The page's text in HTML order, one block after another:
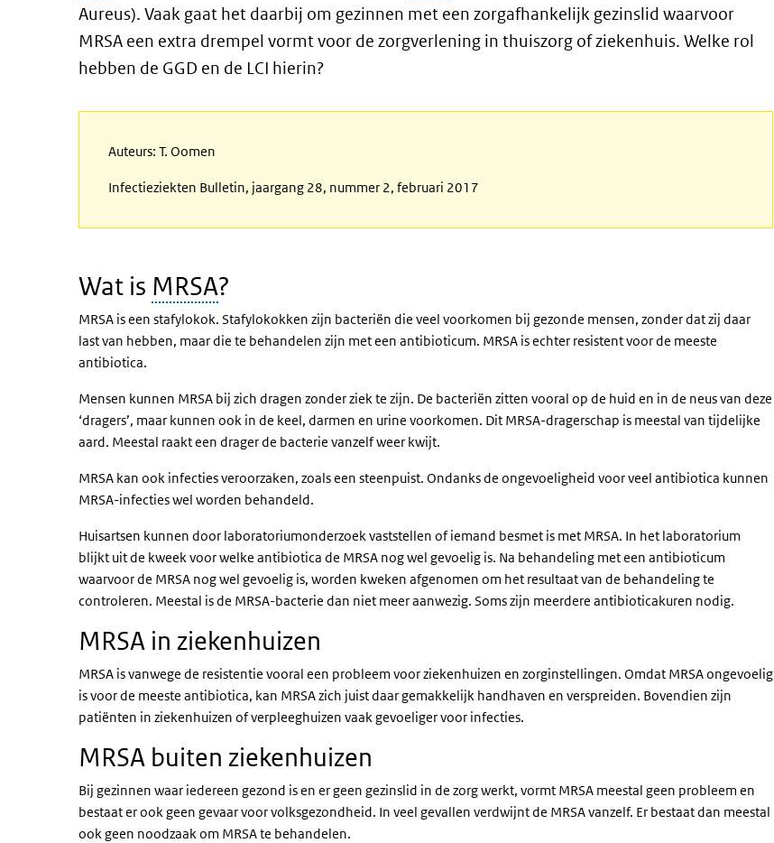
Aureus). Vaak gaat het daarbij om gezinnen met een zorgafhankelijk gezinslid waarvoor
MRSA een extra drempel vormt voor de zorgverlening in thuiszorg of ziekenhuis. Welke rol
hebben de GGD en de LCI hierin?
Auteurs: T. Oomen
Infectieziekten Bulletin, jaargang 28, nummer 2, februari 2017
Wat is MRSA?
MRSA is een stafylokok. Stafylokokken zijn bacteriën die veel voorkomen bij gezonde mensen, zonder dat zij daar
last van hebben, maar die te behandelen zijn met een antibioticum. MRSA is echter resistent voor de meeste
antibiotica.
Mensen kunnen MRSA bij zich dragen zonder ziek te zijn. De bacteriën zitten vooral op de huid en in de neus van deze
‘dragers’, maar kunnen ook in de keel, darmen en urine voorkomen. Dit MRSA-dragerschap is meestal van tijdelijke
aard. Meestal raakt een drager de bacterie vanzelf weer kwijt.
MRSA kan ook infecties veroorzaken, zoals een steenpuist. Ondanks de ongevoeligheid voor veel antibiotica kunnen
MRSA-infecties wel worden behandeld.
Huisartsen kunnen door laboratoriumonderzoek vaststellen of iemand besmet is met MRSA. In het laboratorium
blijkt uit de kweek voor welke antibiotica de MRSA nog wel gevoelig is. Na behandeling met een antibioticum
waarvoor de MRSA nog wel gevoelig is, worden kweken afgenomen om het resultaat van de behandeling te
controleren. Meestal is de MRSA-bacterie dan niet meer aanwezig. Soms zijn meerdere antibioticakuren nodig.
MRSA in ziekenhuizen
MRSA is vanwege de resistentie vooral een probleem voor ziekenhuizen en zorginstellingen. Omdat MRSAongevoelig
is voor de meeste antibiotica, kan MRSAzich juist daar gemakkelijk handhaven en verspreiden. Bovendien zijn
patiënten in ziekenhuizen of verpleeghuizen vaak gevoeliger voor infecties.
MRSA buiten ziekenhuizen
Bij gezinnen waar iedereen gezond is en er geen gezinslid in de zorg werkt, vormt MRSA meestal geen probleem en
bestaat er ook geen gevaar voor volksgezondheid. In veel gevallen verdwijnt de MRSAvanzelf. Er bestaat dan meestal
ook geen noodzaak om MRSAte behandelen.